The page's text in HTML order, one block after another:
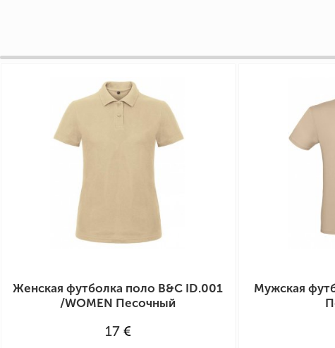
Женская футболка поло B&C ID.001
/WOMEN Песочный
17 €
Мужская